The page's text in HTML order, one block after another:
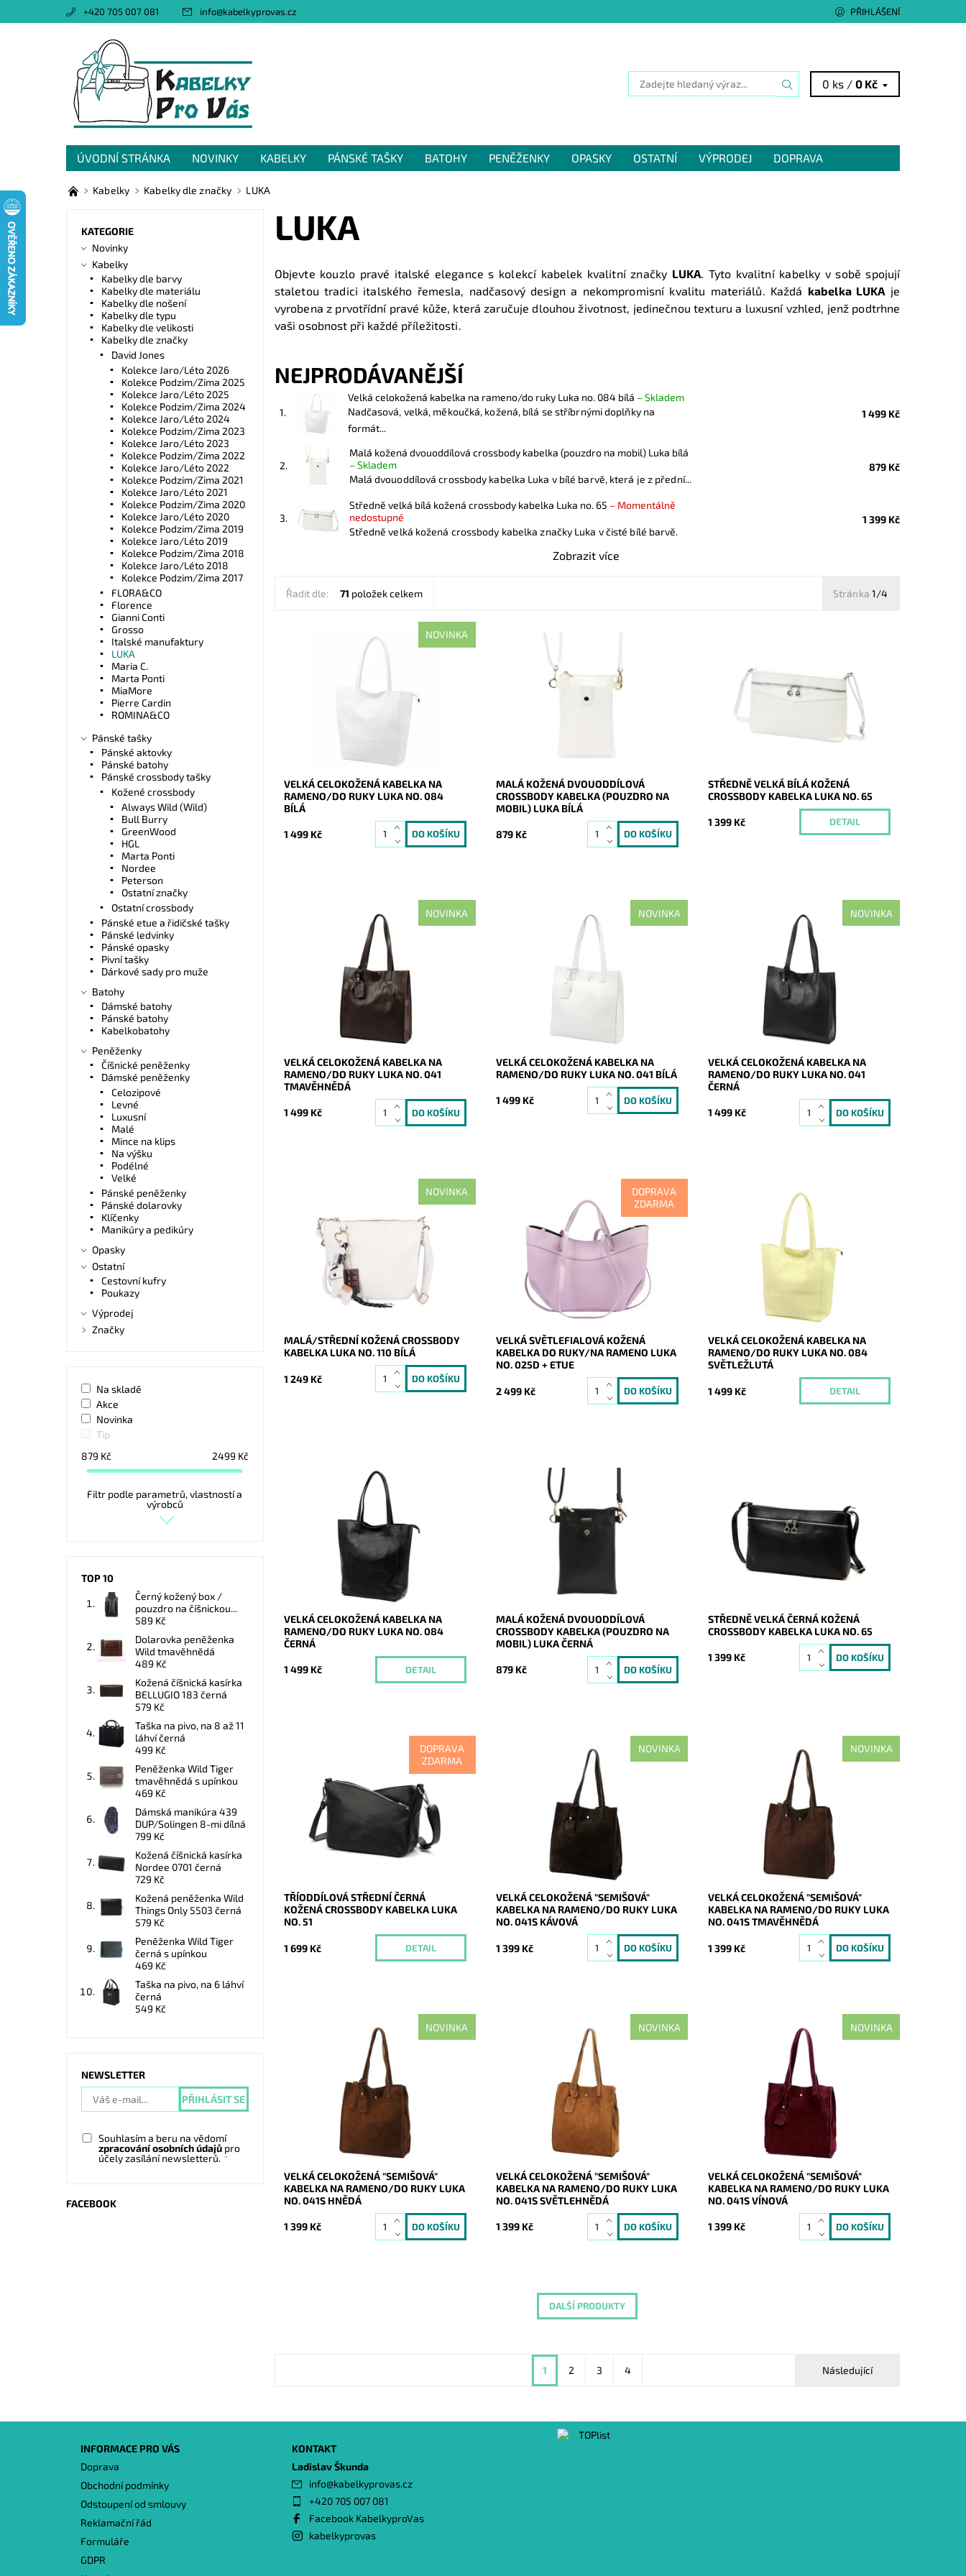
+420 705 007 081 info@kabelkyprovas.cz PŘIHLÁŠENÍ
0 ks /0 Kč
ÚVODNÍ STRÁNKA NOVINKY KABELKY PÁNSKÉ TAŠKY BATOHY PENĚŽENKY OPASKY OSTATNÍ VÝPRODEJ
DOPRAVA
OBCHODNÍ PODMÍNKY
GDPR NAPIŠTE NÁM
Kabelky Kabelky dle značky LUKA
LUKA
Objevte kouzlo pravé italské elegance s kolekcí kabelek kvalitní značky LUKA. Tyto kvalitní kabelky v sobě spojují
staletou tradici italského řemesla, nadčasový design a nekompromisní kvalitu materiálů. Každá kabelka LUKA je
vyrobena z prvotřídní pravé kůže, která zaručuje dlouhou životnost, jedinečnou texturu a luxusní vzhled, jenž podtrhne
vaši osobnost při každé příležitosti.
NEJPRODÁVANĚJŠÍ
1.
Velká celokožená kabelka na rameno/do ruky Luka no. 084 bílá –Skladem
Nadčasová, velká, měkoučká, kožená, bílá se stříbrnými doplňky na
formát...
1 499 Kč
2.
Malá kožená dvouoddílová crossbody kabelka (pouzdro na mobil) Luka bílá
–Skladem
Malá dvouoddílová crossbody kabelka Luka v bílé barvě, která je z přední...
879 Kč
3.
Středně velká bílá kožená crossbody kabelka Luka no. 65 – Momentálně
nedostupné
Středně velká kožená crossbody kabelka značky Luka v čisté bílé barvě.
1 399 Kč
Zobrazit více
Řadit dle: 71 položek celkem Stránka 1/4
NOVINKA
Nadčasová, velká, měkoučká, kožená,
bílá se stříbrnými doplňky na formát A4
Skladem
VELKÁ CELOKOŽENÁ KABELKA NA
RAMENO/DO RUKY LUKA NO. 084
BÍLÁ
1 499 Kč
Malá dvouoddílová crossbody kabelka
Luka v bílé barvě, která je z přední části
pouzdrem na mobil a v zadní malou
MALÁ KOŽENÁ DVOUODDÍLOVÁ
CROSSBODY KABELKA (POUZDRO NA
MOBIL) LUKA BÍLÁ
879 Kč
kabelka značky Luka v čisté bílé barvě.
Dostupnost:
Momentálně
nedostupné
2 roky
STŘEDNĚ VELKÁ BÍLÁ KOŽENÁ
CROSSBODY KABELKA LUKA NO. 65
1 399 Kč DETAIL
NOVINKA
Ideální shopper bag do města a do
práce, nadčasová, velká, měkoučká,
kožená, tmavěhnědá se stříbrnými
doplňky na formát A4 prostě supr
kabelka pro...
Skladem
2 roky
VELKÁ CELOKOŽENÁ KABELKA NA
RAMENO/DO RUKY LUKA NO. 041
TMAVĚHNĚDÁ
1 499 Kč
NOVINKA
Ideální shopper bag do města a do
kožená, bílá se stříbrnými doplňky na
formát A4 prostě supr kabelka pro
2 roky
VELKÁ CELOKOŽENÁ KABELKA NA
RAMENO/DO RUKY LUKA NO. 041 BÍLÁ
1 499 Kč
NOVINKA
Ideální shopper bag do města a do
práce, nadčasová, velká, měkoučká,
kožená, černá se stříbrnými doplňky na
formát A4 prostě supr kabelka pro
Skladem
2 roky
VELKÁ CELOKOŽENÁ KABELKA NA
RAMENO/DO RUKY LUKA NO. 041
ČERNÁ
1 499 Kč
NOVINKA
Malá/střední bílá originální kožená
crossbody kabelka italské značky Luka,
která zaujme originálními přívěšky na
čele kabelky.
Dostupnost:
Skladem
21129
Luka
2 roky
MALÁ/STŘEDNÍ KOŽENÁ CROSSBODY
KABELKA LUKA NO. 110 BÍLÁ
1 249 Kč
DOPRAVA
ZDARMA
Moderní víceúčelová velká světlefialová
kožená kabelka italské značky Luka,
kterou lze nosit v ruce a také na rameni.
Skladem
Značka:
Záruka:
VELKÁ SVĚTLEFIALOVÁ KOŽENÁ
KABELKA DO RUKY/NA RAMENO LUKA
NO. 025D + ETUE
2 499 Kč
Nadčasová, velká, měkoučká, kožená,
světležlutá se stříbrnými doplňky na
formát A4 prostě supr kabelka pro nás
nedostupné
2 roky
VELKÁ CELOKOŽENÁ KABELKA NA
RAMENO/DO RUKY LUKA NO. 084
SVĚTLEŽLUTÁ
1 499 Kč DETAIL
Nadčasová, velká, měkoučká, kožená,
černá se stříbrnými doplňky na formát
A4 prostě supr kabelka pro nás
Momentálně
nedostupné
2 roky
VELKÁ CELOKOŽENÁ KABELKA NA
RAMENO/DO RUKY LUKA NO. 084
ČERNÁ
1 499 Kč DETAIL
Malá dvouoddílová crossbody kabelka
Luka v černé barvě, která je z přední
části pouzdrem na mobil a v zadní
malou kabelkou.
MALÁ KOŽENÁ DVOUODDÍLOVÁ
CROSSBODY KABELKA (POUZDRO NA
MOBIL) LUKA ČERNÁ
879 Kč
kabelka značky Luka v černé barvě.
Dostupnost:
Skladem
20806
Značka:
Záruka:
STŘEDNĚ VELKÁ ČERNÁ KOŽENÁ
CROSSBODY KABELKA LUKA NO. 65
1 399 Kč
DOPRAVA
ZDARMA
Originální kožená crossbody kabelka
značky Luka v černé barvě, která je
velmi prakticky rozdělena na tři
samostatné oddíly.
Dostupnost:
Momentálně
20768
TŘÍODDÍLOVÁ STŘEDNÍ ČERNÁ
KOŽENÁ CROSSBODY KABELKA LUKA
NO. 51
1 699 Kč DETAIL
NOVINKA
Ideální shopper bag do města a do
práce, nadčasová, velká, měkoučká,
kožená, kávová se zlatými doplňky na
formát A4 prostě supr kabelka pro
Dostupnost:
2 roky
VELKÁ CELOKOŽENÁ "SEMIŠOVÁ"
KABELKA NA RAMENO/DO RUKY LUKA
NO. 041S KÁVOVÁ
1 399 Kč
NOVINKA
Ideální shopper bag do města a do
práce, nadčasová, velká, měkoučká,
kožená, tmavěhnědá se zlatými doplňky
na formát A4 prostě supr kabelka pro
2 roky
VELKÁ CELOKOŽENÁ "SEMIŠOVÁ"
KABELKA NA RAMENO/DO RUKY LUKA
NO. 041S TMAVĚHNĚDÁ
1 399 Kč
NOVINKA
Ideální shopper bag do města a do
práce, nadčasová, velká, měkoučká,
kožená, hnědá se zlatými doplňky na
formát A4 prostě supr kabelka pro
Skladem
2 roky
VELKÁ CELOKOŽENÁ "SEMIŠOVÁ"
KABELKA NA RAMENO/DO RUKY LUKA
NO. 041S HNĚDÁ
1 399 Kč
NOVINKA
Ideální shopper bag do města a do
práce, nadčasová, velká, měkoučká,
kožená, světlehnědá se zlatými doplňky
na formát A4 prostě supr kabelka pro...
Skladem
21183
Luka
VELKÁ CELOKOŽENÁ "SEMIŠOVÁ"
KABELKA NA RAMENO/DO RUKY LUKA
NO. 041S SVĚTLEHNĚDÁ
1 399 Kč
NOVINKA
Ideální shopper bag do města a do
práce, nadčasová, velká, měkoučká,
kožená, vínová se zlatými doplňky na
formát A4 prostě supr kabelka pro
Skladem
21182
2 roky
VELKÁ CELOKOŽENÁ "SEMIŠOVÁ"
KABELKA NA RAMENO/DO RUKY LUKA
NO. 041S VÍNOVÁ
1 399 Kč
DALŠÍ PRODUKTY
Následující
1 2 3 4
KATEGORIE
Novinky
Kabelky
Kabelky dle barvy
Kabelky dle materiálu
Kabelky dle nošení
Kabelky dle typu
Kabelky dle velikosti
Kabelky dle značky
David Jones
Kolekce Jaro/Léto 2026
Kolekce Podzim/Zima 2025
Kolekce Jaro/Léto 2025
Kolekce Podzim/Zima 2024
Kolekce Jaro/Léto 2024
Kolekce Podzim/Zima 2023
Kolekce Jaro/Léto 2023
Kolekce Podzim/Zima 2022
Kolekce Jaro/Léto 2022
Kolekce Podzim/Zima 2021
Kolekce Jaro/Léto 2021
Kolekce Podzim/Zima 2020
Kolekce Jaro/Léto 2020
Kolekce Podzim/Zima 2019
Kolekce Jaro/Léto 2019
Kolekce Podzim/Zima 2018
Kolekce Jaro/Léto 2018
Kolekce Podzim/Zima 2017
FLORA&CO
Florence
Gianni Conti
Grosso
Italské manufaktury
LUKA
Maria C.
Marta Ponti
MiaMore
Pierre Cardin
ROMINA&CO
Pánské tašky
Pánské aktovky
Pánské batohy
Pánské crossbody tašky
Kožené crossbody
Always Wild (Wild)
Bull Burry
GreenWood
HGL
Marta Ponti
Nordee
Peterson
Ostatní značky
Ostatní crossbody
Pánské etue a řidičské tašky
Pánské ledvinky
Pánské opasky
Pivní tašky
Dárkové sady pro muže
Batohy
Dámské batohy
Pánské batohy
Kabelkobatohy
Peněženky
Číšnické peněženky
Dámské peněženky
Celozipové
Levné
Luxusní
Malé
Mince na klips
Na výšku
Podélné
Velké
Pánské peněženky
Pánské dolarovky
Klíčenky
Manikúry a pedikúry
Opasky
Ostatní
Cestovní kufry
Poukazy
Výprodej
Značky
Na skladě
Akce
Novinka
Tip
879 Kč 2499 Kč
Filtr podle parametrů, vlastností a
výrobců
TOP 10
Černý kožený box /
pouzdro na číšnickou...
589 Kč
Dolarovka peněženka
Wild tmavěhnědá
489 Kč
Kožená číšnická kasírka
BELLUGIO 183 černá
579 Kč
Taška na pivo, na 8 až 11
láhví černá
499 Kč
Peněženka Wild Tiger
tmavěhnědá s upínkou
469 Kč
Dámská manikúra 439
DUP/Solingen 8-mi dílná
799 Kč
Kožená číšnická kasírka
Nordee 0701 černá
729 Kč
Kožená peněženka Wild
Things Only 5503 černá
579 Kč
Peněženka Wild Tiger
černá s upínkou
469 Kč
Taška na pivo, na 6 láhví
černá
549 Kč
NEWSLETTER
Souhlasím a beru na vědomí
zpracování osobních údajůpro
účely zasílání newsletterů.
FACEBOOK
INFORMACE PRO VÁS
Doprava
Obchodní podmínky
Odstoupení od smlouvy
Reklamační řád
Formuláře
GDPR
KONTAKT
Ladislav Škunda
info@kabelkyprovas.cz
+420 705 007 081
Facebook KabelkyproVas
kabelkyprovas